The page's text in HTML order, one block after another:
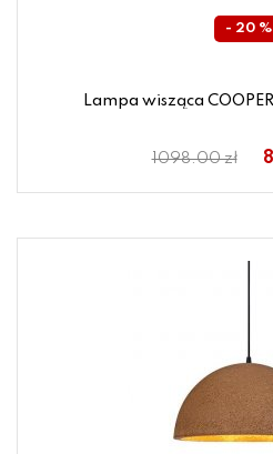
- 20 %
Lampa wisząca
1098.00 zł